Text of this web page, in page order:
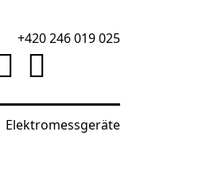
+420 246 019 025
Elektromessgeräte